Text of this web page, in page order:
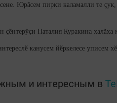
Юрăсем пирки каламалли те
çӗнтерӳçи Наталия Куракина халăха
канусем йӗркелесе уписем
и интересным в